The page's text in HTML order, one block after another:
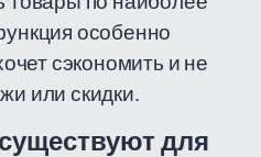
особенно
сэкономить и не
или скидки.
для